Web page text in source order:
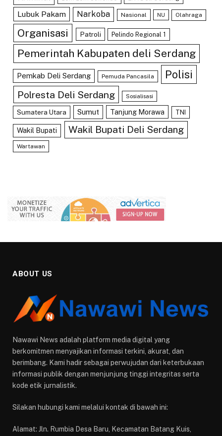
Lubuk Pakam Narkoba Nasional NU Olahraga
Organisasi Patroli Pelindo Regional 1
Pemerintah Kabupaten deli Serdang
Pemkab Deli Serdang Pemuda Pancasila Polisi
Polresta Deli Serdang Sosialisasi
Sumatera Utara Sumut Tanjung Morawa TNI
Wakil Bupati Wakil Bupati Deli Serdang
Wartawan
ABOUT US
Nawawi News adalah platform media digital yang
berkomitmen menyajikan informasi terkini, akurat, dan
berimbang. Kami hadir sebagai perwujudan dari keterbukaan
informasi publik dengan menjunjung tinggi integritas serta
kode etik jurnalistik.
Silakan hubungi kami melalui kontak di bawah ini:
Alamat: Jln. Rumbia Desa Baru, Kecamatan Batang Kuis,